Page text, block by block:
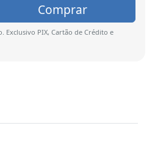
Comprar
Exclusivo PIX, Cartão de Crédito e